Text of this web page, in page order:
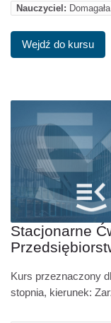
Nauczyciel:
Wejdź do kursu
Stacjonarne
Kurs przeznaczony
stopnia, kierunek: